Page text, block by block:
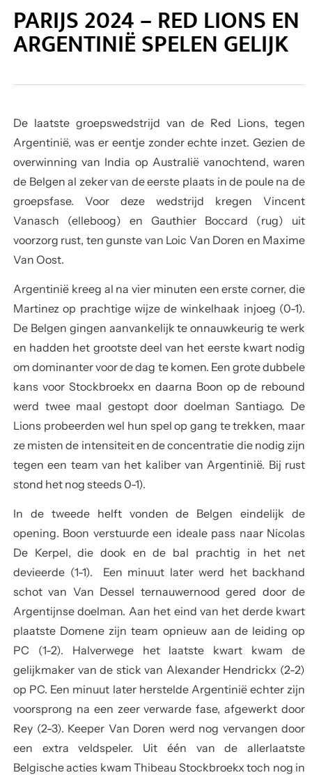
PARIJS 2024 – RED LIONS EN
ARGENTINIË SPELEN GELIJK
De laatste groepswedstrijd van de Red Lions, tegen
Argentinië, was er eentje zonder echte inzet. Gezien de
overwinning van India op Australië vanochtend, waren
de Belgen al zeker van de eerste plaats in de poule na de
groepsfase. Voor deze wedstrijd kregen Vincent
Vanasch (elleboog) en Gauthier Boccard (rug) uit
voorzorg rust, ten gunste van Loic Van Doren en Maxime
Van Oost.
Argentinië kreeg al na vier minuten een erste corner, die
Martinez op prachtige wijze de winkelhaak injoeg (0-1).
De Belgen gingen aanvankelijk te onnauwkeurig te werk
en hadden het grootste deel van het eerste kwart nodig
om dominanter voor de dag te komen. Een grote dubbele
kans voor Stockbroekx en daarna Boon op de rebound
werd twee maal gestopt door doelman Santiago. De
Lions probeerden wel hun spel op gang te trekken, maar
ze misten de intensiteit en de concentratie die nodig zijn
tegen een team van het kaliber van Argentinië. Bij rust
stond het nog steeds 0-1).
In de tweede helft vonden de Belgen eindelijk de
opening. Boon verstuurde een ideale pass naar Nicolas
De Kerpel, die dook en de bal prachtig in het net
devieerde (1-1). Een minuut later werd het backhand
schot van Van Dessel ternauwernood gered door de
Argentijnse doelman. Aan het eind van het derde kwart
plaatste Domene zijn team opnieuw aan de leiding op
PC (1-2). Halverwege het laatste kwart kwam de
gelijkmaker van de stick van Alexander Hendrickx (2-2)
op PC. Een minuut later herstelde Argentinië echter zijn
voorsprong na een zeer verwarde fase, afgewerkt door
Rey (2-3). Keeper Van Doren werd nog vervangen door
een extra veldspeler. Uit één van de allerlaatste
Belgische acties kwam Thibeau Stockbroekx toch nog in